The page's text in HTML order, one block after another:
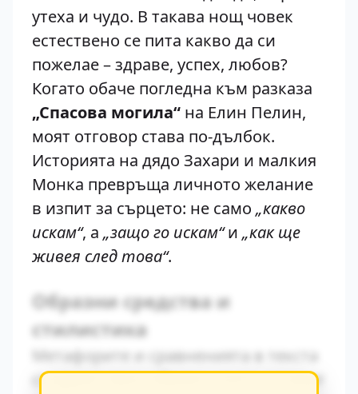
утеха и чудо. В такава нощ човек
естествено се пита какво да си
пожелае – здраве, успех, любов?
Когато обаче погледна към разказа
„Спасова могила“ на Елин Пелин,
моят отговор става по-дълбок.
Историята на дядо Захари и малкия
Монка превръща личното желание
в изпит за сърцето: не само „какво
искам“, а „защо го искам“и „как ще
живея след това“.
Образни средства и
стилистика
Метафорите и сравненията в текста
създават ярки образи, които остават